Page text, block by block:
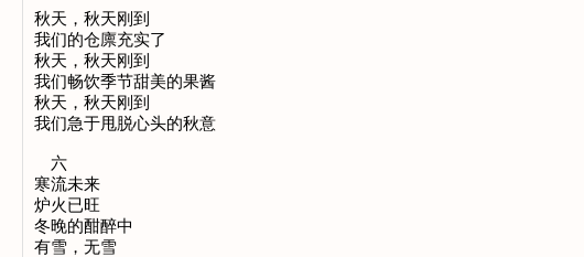
秋天，秋天刚到
我们的仓廪充实了
秋天，秋天刚到
我们畅饮季节甜美的果酱
秋天，秋天刚到
我们急于甩脱心头的秋意
六
寒流未来
炉火已旺
冬晚的酣醉中
有雪，无雪